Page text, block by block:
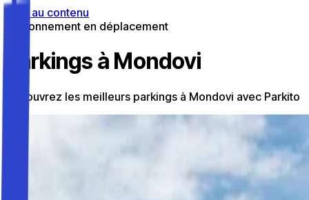
Aller au contenu
Stationnement en déplacement
Parkings à Mondovi
Découvrez les meilleurs parkings à Mondovi avec Parkito